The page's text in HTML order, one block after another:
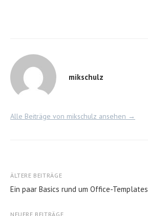
mikschulz
Alle Beiträge von mikschulz ansehen →
Beitragsnavigation
ÄLTERE BEITRÄGE
Ein paar Basics rund um Office-Templates
NEUERE BEITRÄGE